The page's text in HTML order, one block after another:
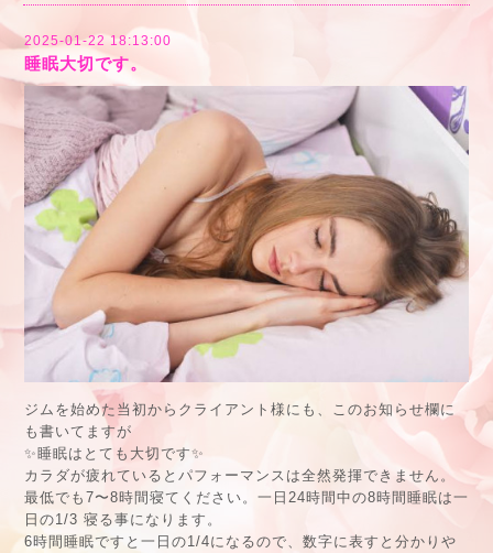
2025-01-22 18:13:00
睡眠大切です。
ジムを始めた当初からクライアント様にも、このお知らせ欄に
も書いてますが
✨睡眠はとても大切です✨
カラダが疲れているとパフォーマンスは全然発揮できません。
最低でも7〜8時間寝てください。一日24時間中の8時間睡眠は一
日の1/3 寝る事になります。
6時間睡眠ですと一日の1/4になるので、数字に表すと分かりや